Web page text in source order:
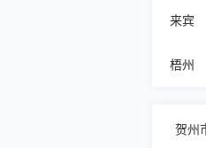
来宾
梧州
贺州